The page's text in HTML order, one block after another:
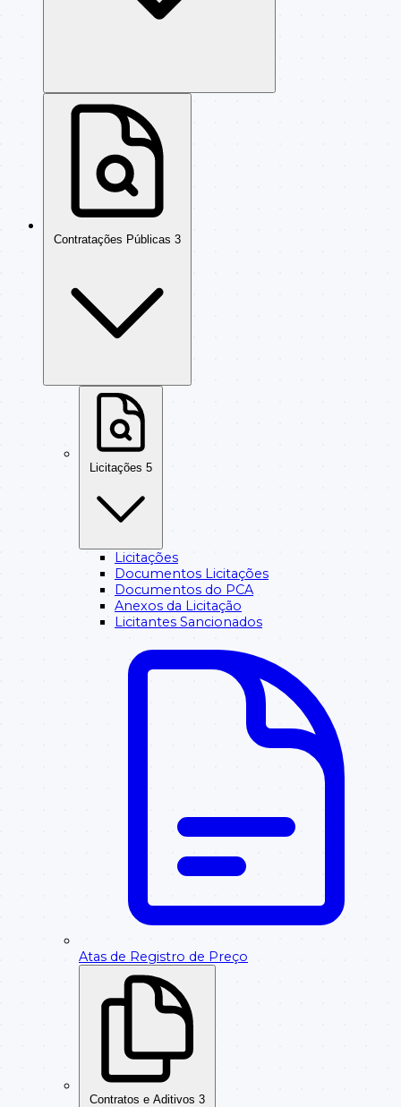
Contratações Públicas 3
Licitações 5
Licitações
Documentos Licitações
Documentos do PCA
Anexos da Licitação
Licitantes Sancionados
Atas de Registro de Preço
Contratos e Aditivos 3